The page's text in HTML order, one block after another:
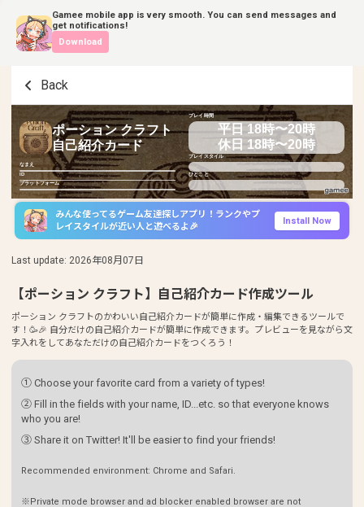
Gamee mobile app is very smooth. You can send messages and
get notifications!
Download
Back
ポーション クラフト
自己紹介カード
なまえ
ID
プラットフォーム
プレイ時間
平日 18時〜20時
休日 18時〜20時
プレイスタイル
ひとこと
みんな使ってるゲーム友達探しアプリ！ランクやプ
レイスタイルが近い人と遊べるよ🎉
Install Now
Last update: 2026年08月07日
【ポーション クラフト】自己紹介カード作成ツール
ポーション クラフトのかわいい自己紹介カードが簡単に作成・編集できるツールで
す！🥳🎉 自分だけの自己紹介カードが簡単に作成できます。プレビューを見ながら文
字入れをしてあなただけの自己紹介カードをつくろう！
① Choose your favorite card from a variety of types!
② Fill in the fields with your name, ID...etc. so that everyone knows
who you are!
③ Share it on Twitter! It'll be easier to find your friends!
Recommended environment: Chrome and Safari.
※Private mode browser and ad blocker enabled browser are not